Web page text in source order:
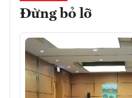
Đừng bỏ lỡ